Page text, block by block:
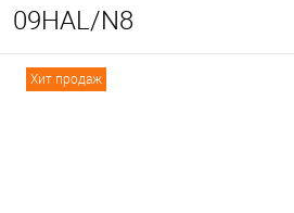
09HAL/N8
Хит продаж